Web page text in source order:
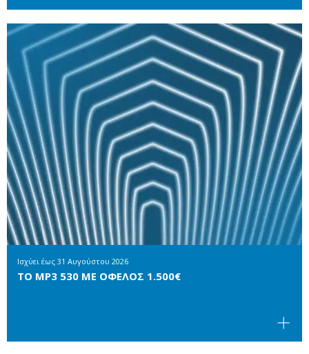
Ισχύει έως 31 Αυγούστου 2026
ΤΟ MP3 530 ΜΕ ΟΦΕΛΟΣ 1.500€